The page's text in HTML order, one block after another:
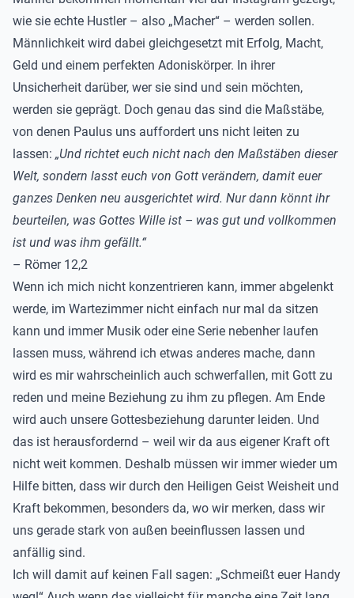
wie sie echte Hustler – also „Macher“ – werden sollen.
Männlichkeit wird dabei gleichgesetzt mit Erfolg, Macht,
Geld und einem perfekten Adoniskörper. In ihrer
Unsicherheit darüber, wer sie sind und sein möchten,
werden sie geprägt. Doch genau das sind die Maßstäbe,
von denen Paulus uns auffordert uns nicht leiten zu
lassen: „Und richtet euch nicht nach den Maßstäben dieser
Welt, sondern lasst euch von Gott verändern, damit euer
ganzes Denken neu ausgerichtet wird. Nur dann könnt ihr
beurteilen, was Gottes Wille ist – was gut und vollkommen
ist und was ihm gefällt.“
– Römer 12,2
Wenn ich mich nicht konzentrieren kann, immer abgelenkt
werde, im Wartezimmer nicht einfach nur mal da sitzen
kann und immer Musik oder eine Serie nebenher laufen
lassen muss, während ich etwas anderes mache, dann
wird es mir wahrscheinlich auch schwerfallen, mit Gott zu
reden und meine Beziehung zu ihm zu pflegen. Am Ende
wird auch unsere Gottesbeziehung darunter leiden. Und
das ist herausfordernd – weil wir da aus eigener Kraft oft
nicht weit kommen. Deshalb müssen wir immer wieder um
Hilfe bitten, dass wir durch den Heiligen Geist Weisheit und
Kraft bekommen, besonders da, wo wir merken, dass wir
uns gerade stark von außen beeinflussen lassen und
anfällig sind.
Ich will damit auf keinen Fall sagen: „Schmeißt euer Handy